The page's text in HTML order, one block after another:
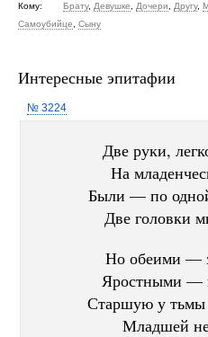
Кому: Брату, Девушке Дочери Другу,
Самоубийце
Сыну
Интересные эпитафии
№ 3224
Две руки,
На
Были — по
Две головки
Но обеими —
Яростными —
Старшую у
Младшей не